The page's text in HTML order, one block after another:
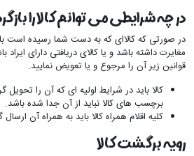
در چه شرایطی می توانم کالا را
در صورتی که کالاای که به دست شما رسیده است
مغایرت داشته باشد و یا کالای دریافتی دارای
قوانین زیر آن را مرجوع و یا تعویض نمایید.
کالا باید در شرایط اولیه ای که آن را
برچسب های کالا نباید از آن جدا شده باشد.
کلیه اقلام همراه کالا باید به همراه آن ارسال
رویه برگشت کالا